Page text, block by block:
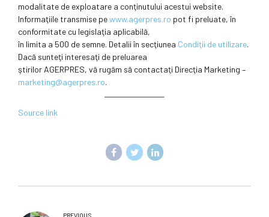
modalitate de exploatare a conţinutului acestui website.
Informaţiile transmise pewww.agerpres.ro pot fi preluate, în
conformitate cu legislaţia aplicabilă,
în limita a 500 de semne. Detalii în secţiunea Condiţii de utilizare.
Dacă sunteţi interesaţi de preluarea
ştirilor AGERPRES, vă rugăm să contactaţi Direcţia Marketing –
marketing@agerpres.ro.
Source link
PREVIOUS